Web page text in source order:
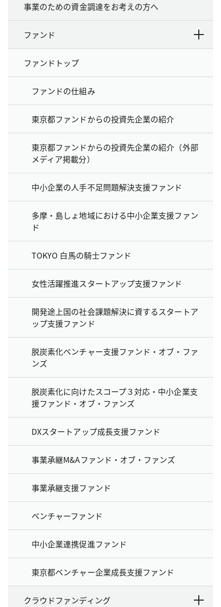
事業のための資金調達をお考えの方へ
ファンド
ファンドトップ
ファンドの仕組み
東京都ファンドからの投資先企業の紹介
東京都ファンドからの投資先企業の紹介（外部
メディア掲載分）
中小企業の人手不足問題解決支援ファンド
多摩・島しょ地域における中小企業支援ファン
ド
TOKYO 白馬の騎士ファンド
女性活躍推進スタートアップ支援ファンド
開発途上国の社会課題解決に資するスタートア
ップ支援ファンド
脱炭素化ベンチャー支援ファンド・オブ・ファ
ンズ
脱炭素化に向けたスコープ３対応・中小企業支
援ファンド・オブ・ファンズ
DXスタートアップ成長支援ファンド
事業承継M&Aファンド・オブ・ファンズ
事業承継支援ファンド
ベンチャーファンド
中小企業連携促進ファンド
東京都ベンチャー企業成長支援ファンド
クラウドファンディング